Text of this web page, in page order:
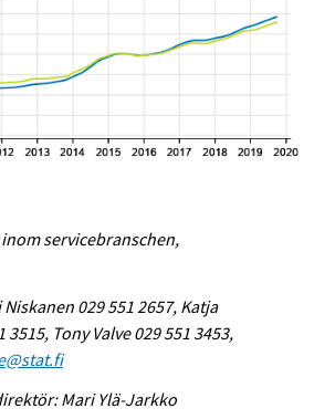
servicebranschen,
029 551 2657, Katja
Tony Valve 029 551 3453,
Mari Ylä-Jarkko